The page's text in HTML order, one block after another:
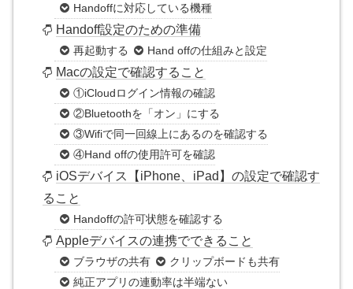
Handoffに対応している機種
Handoff設定のための準備
再起動する Hand offの仕組みと設定
Macの設定で確認すること
①iCloudログイン情報の確認
②Bluetoothを「オン」にする
③Wifiで同一回線上にあるのを確認する
④Hand offの使用許可を確認
iOSデバイス【iPhone、iPad】の設定で確認す
ること
Handoffの許可状態を確認する
Appleデバイスの連携でできること
ブラウザの共有
クリップボードも共有
純正アプリの連動率は半端ない